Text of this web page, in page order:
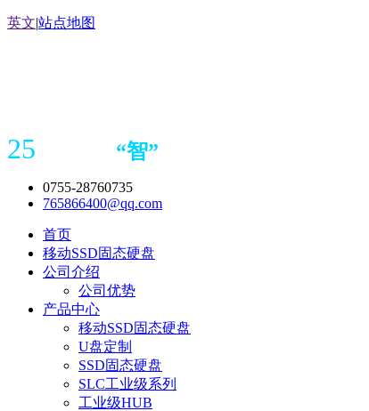
英文|站点地图
25 “智”
0755-28760735
765866400@qq.com
首页
移动SSD固态硬盘
公司介绍
公司优势
产品中心
移动SSD固态硬盘
U盘定制
SSD固态硬盘
SLC工业级系列
工业级HUB